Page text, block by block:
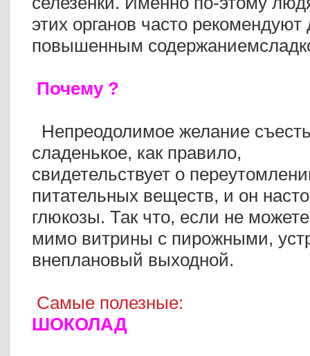
этих органов часто рекомендуют
повышенным
Почему ?
Непреодолимое желание
сладенькое, как правило,
свидетельствует о
питательных веществ, и он
глюкозы. Так что, если не
мимо витрины с пирожными,
внеплановый выходной.
Самые полезные:
ШОКОЛАД